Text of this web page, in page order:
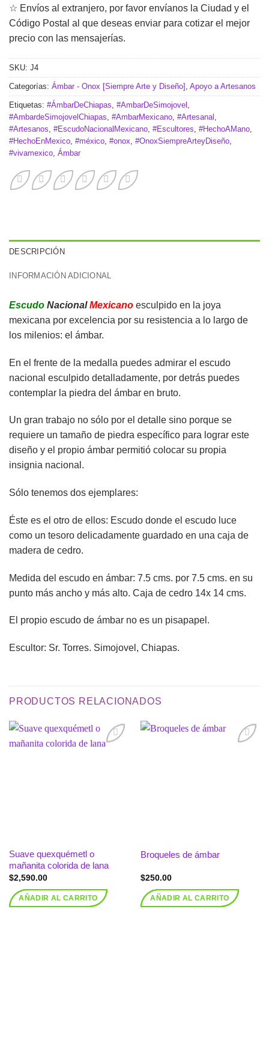
☆ Envíos al extranjero, por favor envíanos la Ciudad y el
Código Postal al que deseas enviar para cotizar el mejor
precio con las mensajerías.
SKU: J4
Categorías: Ámbar - Onox [Siempre Arte y Diseño] Apoyo a Artesanos
Etiquetas: #ÁmbarDeChiapas #AmbarDeSimojovel
#AmbardeSimojovelChiapas #AmbarMexicano #Artesanal
#Artesanos #EscudoNacionalMexicano #Escultores #HechoAMano
#HechoEnMexico #méxico #onox #OnoxSiempreArteyDiseño
#vivamexico Ámbar
DESCRIPCIÓN
INFORMACIÓN ADICIONAL
Escudo NacionalMexicano esculpido en la joya
mexicana por excelencia por su resistencia a lo largo de
los milenios: el ámbar.
En el frente de la medalla puedes admirar el escudo
nacional esculpido detalladamente, por detrás puedes
contemplar la piedra del ámbar en bruto.
Un gran trabajo no sólo por el detalle sino porque se
requiere un tamaño de piedra específico para lograr este
diseño y el propio ámbar permitió colocar su propia
insignia nacional.
Sólo tenemos dos ejemplares:
Éste es el otro de ellos: Escudo donde el escudo luce
como un tesoro delicadamente guardado en una caja de
madera de cedro.
Medida del escudo en ámbar: 7.5 cms. por 7.5 cms. en su
punto más ancho y más alto. Caja de cedro 14x 14 cms.
El propio escudo de ámbar no es un pisapapel.
Escultor: Sr. Torres. Simojovel, Chiapas.
PRODUCTOS RELACIONADOS
Suave quexquémetl o
mañanita colorida de lana
$2,590.00
AÑADIR AL CARRITO
Broqueles de ámbar
$250.00
AÑADIR AL CARRITO